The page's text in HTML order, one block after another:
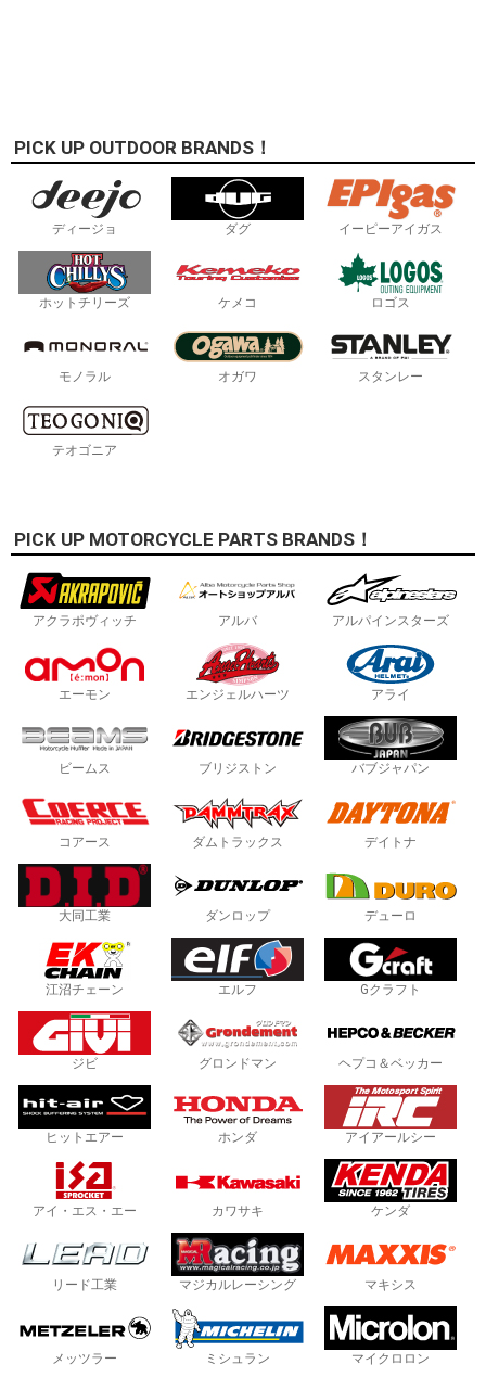
PICK UP OUTDOOR BRANDS！
ディージョ ダグ イーピーアイガス
ホットチリーズ ケメコ ロゴス
モノラル オガワ スタンレー
テオゴニア
PICK UP MOTORCYCLE PARTS BRANDS！
アクラポヴィッチ アルバ アルパインスターズ
エーモン エンジェルハーツ アライ
ビームス ブリジストン バブジャパン
コアース ダムトラックス デイトナ
大同工業 ダンロップ デューロ
江沼チェーン エルフ Gクラフト
ジビ グロンドマン ヘプコ＆ベッカー
ヒットエアー ホンダ アイアールシー
アイ・エス・エー カワサキ ケンダ
リード工業 マジカルレーシング マキシス
メッツラー ミシュラン マイクロロン